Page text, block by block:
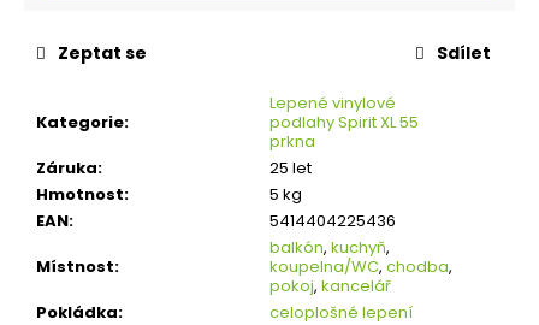
Kategorie:
Lepené vinylové
podlahy Spirit XL 55
prkna
Záruka:
25 let
Hmotnost:
5 kg
EAN:
5414404225436
Místnost:
balkón, kuchyň,
koupelna/WC, chodba,
pokoj, kancelář
Pokládka:
celoplošné lepení
Zeptat se Sdílet